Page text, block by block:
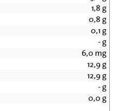
1,8 g
0,8 g
0,1 g
-g
6,0 mg
12,9g
12,9g
-g
0,0 g